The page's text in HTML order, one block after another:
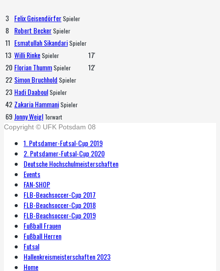
3 Felix GeisendörferSpieler
8 Robert BeckerSpieler
11 Esmatullah SikandariSpieler
13 Willi RinkeSpieler
17'
20 Florian ThummSpieler
12'
22 Simon Bruchhold Spieler
23 Hadi DaaboulSpieler
42 Zakaria HammaniSpieler
69 Jonny Weigl Torwart
Copyright © UFK Potsdam 08
1. Potsdamer-Futsal-Cup 2019
2. Potsdamer-Futsal-Cup 2020
Deutsche Hochschulmeisterschaften
Events
FAN-SHOP
FLB-Beachsoccer-Cup 2017
FLB-Beachsoccer-Cup 2018
FLB-Beachsoccer-Cup 2019
Fußball Frauen
Fußball Herren
Futsal
Hallenkreismeisterschaften 2023
Home